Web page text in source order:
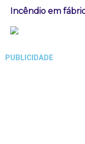
Incêndio em
PUBLICIDADE